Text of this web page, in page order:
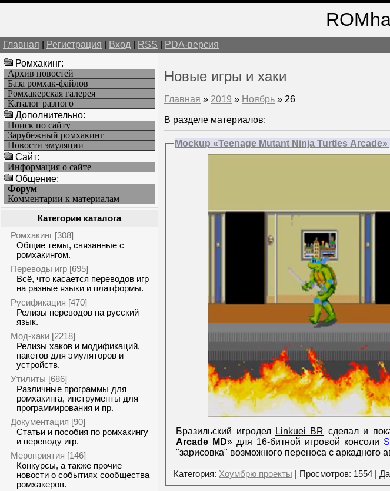
Главная Регистрация Вход RSS PDA-версия
Ромхакинг:
Архив новостей
База ромхак-файлов
Ромхакерская галерея
Каталог разного
Дополнительно:
Поиск по сайту
Зарубежный ромхакинг
Новости эмуляции
Cайт:
Информация о сайте
Общение:
Форум
Комментарии к материалам
Категории каталога
Ромхакинг [308]
Общие темы, связанные с
ромхакингом.
Переводы игр [695]
Всё, что касается переводов игр
на разные языки и платформы.
Русификация [470]
Релизы переводов на русский
язык.
Мод-хаки [2218]
Релизы хаков и модификаций,
пакетов для эмуляторов и
устройств.
Утилиты [686]
Различные программы для
ромхакинга, инструменты для
программирования и пр.
Документация [90]
Статьи и пособия по ромхакингу
и переводу игр.
Мероприятия [146]
Конкурсы, а также прочие
новости о событиях сообщества
ромхакеров.
Новые игры и хаки
Главная » 2019 » Ноябрь » 26
В разделе материалов:
Mockup «Teenage Mutant Ninja Turtles Arcade»
Бразильский игродел Linkuei BR сделал и
Arcade MD» для 16-битной игровой консоли
"зарисовка" возможного переноса с аркадного
Категория: Хоумбрю проекты | Просмотров: 1554 |